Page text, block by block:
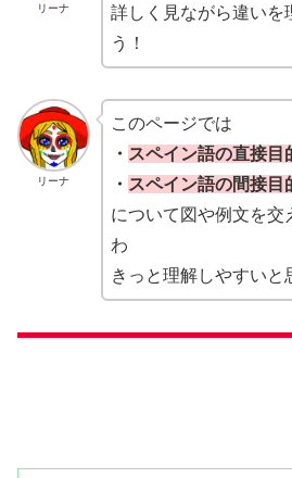
リーナ
詳しく見ながら違いを
う！
リーナ
このページでは
・ スペイン語の直接目
・ スペイン語の間接目
について図や例文を交
わ
きっと理解しやすいと